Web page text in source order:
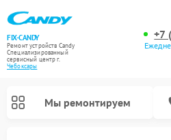
FIX-CANDY
Ремонт устройств Candy
Специализированный
cервисный центр г.
Чебоксары
+7
Мы ремонтируем